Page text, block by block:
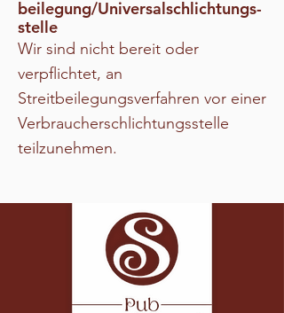
beilegung/Universal­schlichtungs­
stelle
Wir sind nicht bereit oder
verpflichtet, an
Streitbeilegungsverfahren vor einer
Verbraucherschlichtungsstelle
teilzunehmen.